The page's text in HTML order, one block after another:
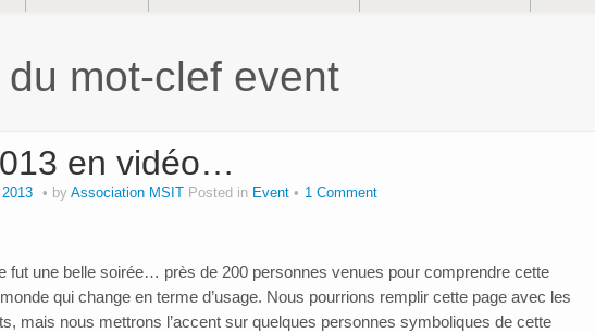
mot-clef event
en vidéo…
by Association MSIT Posted in Event 1 Comment
fut une belle soirée… près de 200 personnes venues pour comprendre cette
qui change en terme d’usage. Nous pourrions remplir cette page avec les
mais nous mettrons l’accent sur quelques personnes symboliques de cette